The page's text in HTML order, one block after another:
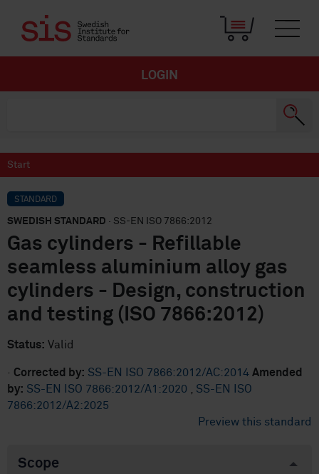
LOGIN
Start
STANDARD
SWEDISH STANDARD · SS-EN ISO 7866:2012
Gas cylinders - Refillable
seamless aluminium alloy gas
cylinders - Design, construction
and testing (ISO 7866:2012)
Status: Valid
· Corrected by: SS-EN ISO 7866:2012/AC:2014 Amended
by: SS-EN ISO 7866:2012/A1:2020
SS-EN ISO
7866:2012/A2:2025
Preview this standard
Scope